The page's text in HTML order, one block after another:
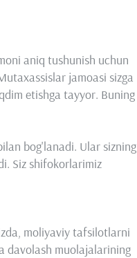
aniq tushunish uchun
jamoasi sizga
etishga tayyor. Buning
bog'lanadi. Ular sizning
Siz shifokorlarimiz
moliyaviy tafsilotlarni
davolash muolajalarining